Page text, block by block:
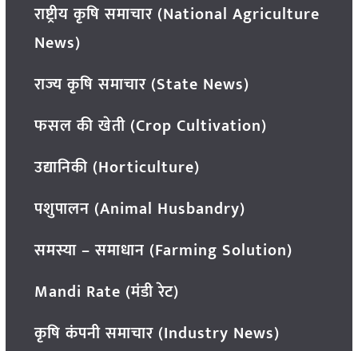
राष्ट्रीय कृषि समाचार (National Agriculture
News)
राज्य कृषि समाचार (State News)
फसल की खेती (Crop Cultivation)
उद्यानिकी (Horticulture)
पशुपालन (Animal Husbandry)
समस्या – समाधान (Farming Solution)
Mandi Rate (मंडी रेट)
कृषि कंपनी समाचार (Industry News)